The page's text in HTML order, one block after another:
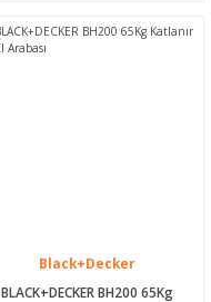
Black+Decker
BLACK+DECKER BH200 65Kg